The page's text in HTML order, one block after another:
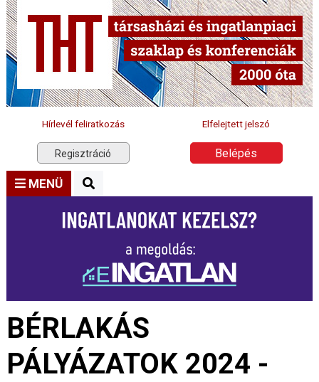
Hírlevél feliratkozás Elfelejtett jelszó
Regisztráció Belépés
MENÜ
BÉRLAKÁS
PÁLYÁZATOK 2024 -